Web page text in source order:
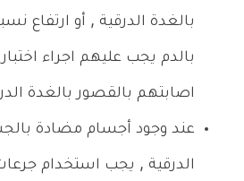
بالغدة الدرقية , أو ارتفاع
بالدم يجب عليهم اجراء
اصابتهم بالقصور بالغدة
عند وجود أجسام مضادة
الدرقية , يجب استخدام